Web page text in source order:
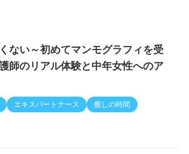
ない～初めてマンモグラフィを受
師のリアル体験と中年女性へのア
エキスパートナース
癒しの時間